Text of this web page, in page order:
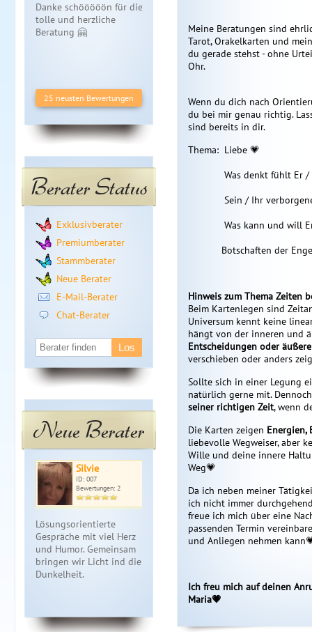
Danke schööööön für die
tolle und herzliche
Beratung 🤗
25 neusten Bewertungen
Berater Status
Exklusivberater
Premiumberater
Stammberater
Neue Berater
E-Mail-Berater
Chat-Berater
Neue Berater
Silvie
ID: 007
Bewertungen: 2
Lösungsorientierte
Gespräche mit viel Herz
und Humor. Gemeinsam
bringen wir Licht ind die
Dunkelheit.
Schlüssel…
Bewertungen: 5
Erkennen und Auflösen
von Symbiosemustern, die
dich abhalten mit deinem
Hellsehen
Hilfsmittel,
Meine Beratungen sind
Tarot, Orakelkarten und
du gerade stehst - ohne
Ohr.
Wenn du dich nach
du bei mir genau richtig.
sind bereits in dir.
Thema: Liebe 💗
Was denkt fühlt Er /
Sein / Ihr verborgenes
Was kann und will Er /
Botschaften der Engel
Hinweis zum Thema Zeiten
Beim Kartenlegen sind
Universum kennt keine
hängt von der inneren und
Entscheidungen oder
verschieben oder anders
Sollte sich in einer Legung
natürlich gerne mit.
seiner richtigen Zeit, wenn
Die Karten zeigen Energien,
liebevolle Wegweiser, aber
Wille und deine innere
Weg💗
Da ich neben meiner
ich nicht immer
freue ich mich über eine
passenden Termin
und Anliegen nehmen
Ich freu mich auf deinen
Maria💗